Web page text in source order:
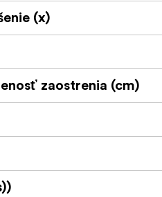
(x)
zaostrenia (cm)